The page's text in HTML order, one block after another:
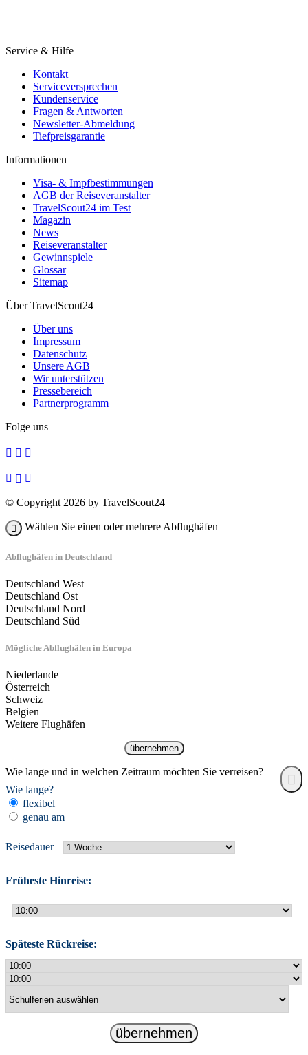
Service & Hilfe
Kontakt
Serviceversprechen
Kundenservice
Fragen & Antworten
Newsletter-Abmeldung
Tiefpreisgarantie
Informationen
Visa- & Impfbestimmungen
AGB der Reiseveranstalter
TravelScout24 im Test
Magazin
News
Reiseveranstalter
Gewinnspiele
Glossar
Sitemap
Über TravelScout24
Über uns
Impressum
Datenschutz
Unsere AGB
Wir unterstützen
Pressebereich
Partnerprogramm
Folge uns
© Copyright 2026 by TravelScout24
Wählen Sie einen oder mehrere Abflughäfen
Abflughäfen in Deutschland
Deutschland West
Deutschland Ost
Deutschland Nord
Deutschland Süd
Mögliche Abflughäfen in Europa
Niederlande
Österreich
Schweiz
Belgien
Weitere Flughäfen
übernehmen
Wie lange und in welchen Zeitraum möchten Sie verreisen?
Wie lange?
flexibel
genau am
Reisedauer
Früheste Hinreise:
Späteste Rückreise:
übernehmen